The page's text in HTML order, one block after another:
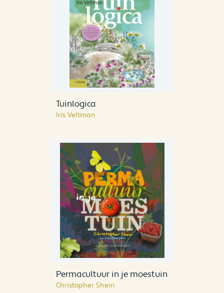
Tuinlogica
Iris Veltman
Permacultuur in je moestuin
Christopher Shein